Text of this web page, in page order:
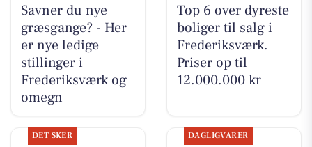
Savner du nye
græsgange? - Her
er nye ledige
stillinger i
Frederiksværk og
omegn
Top 6 over dyreste
boliger til salg i
Frederiksværk.
Priser op til
12.000.000 kr
DET SKER DAGLIGVARER